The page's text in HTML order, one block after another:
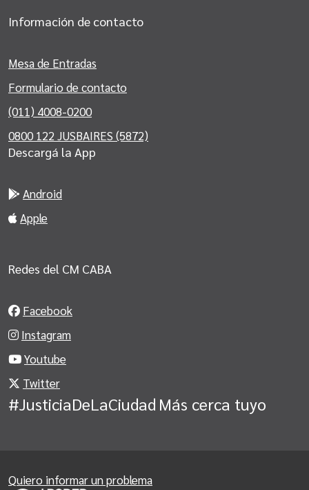
Información de contacto
Mesa de Entradas
Formulario de contacto
(011) 4008-0200
0800 122 JUSBAIRES (5872)
Descargá la App
Android
Apple
Redes del CM CABA
Facebook
Instagram
Youtube
Twitter
#JusticiaDeLaCiudad Más cerca tuyo
Quiero informar un problema